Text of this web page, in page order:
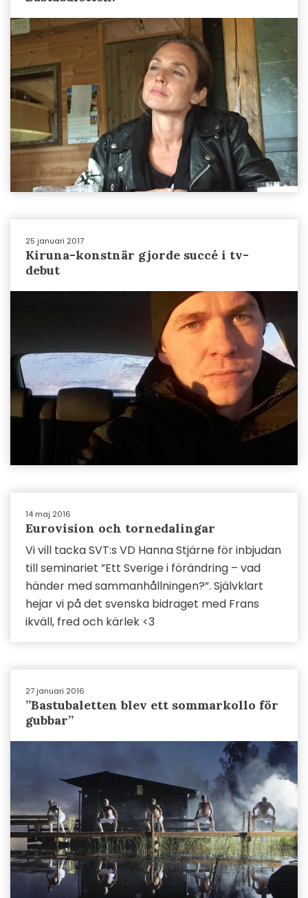
25 januari 2017
Kiruna-konstnär gjorde succé i tv-
debut
14 maj 2016
Eurovision och tornedalingar
Vi vill tacka SVT:s VD Hanna Stjärne för inbjudan
till seminariet ”Ett Sverige i förändring – vad
händer med sammanhållningen?”. Självklart
hejar vi på det svenska bidraget med Frans
ikväll, fred och kärlek <3
27 januari 2016
”Bastubaletten blev ett sommarkollo för
gubbar”